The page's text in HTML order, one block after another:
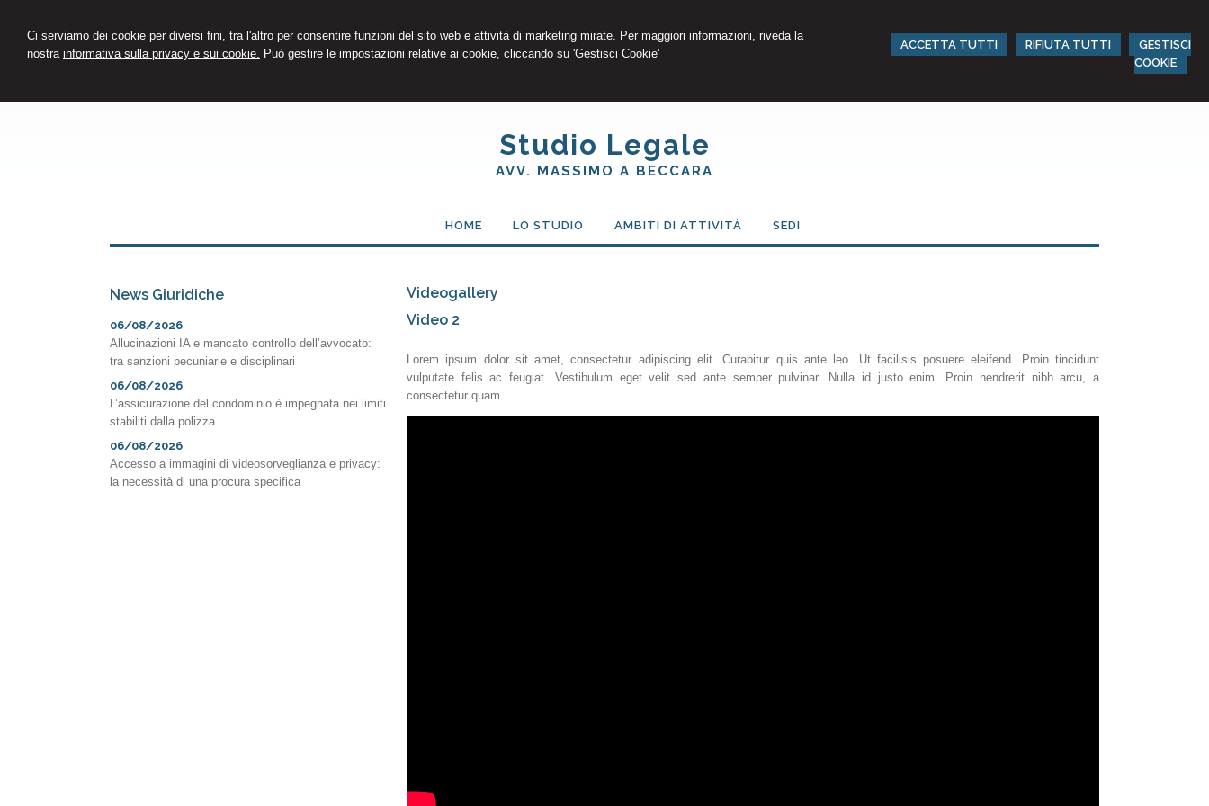
Ci serviamo dei cookie per diversi fini, tra l'altro per consentire funzioni del sito web e attività di marketing mirate. Per maggiori informazioni, riveda la
nostra informativa sulla privacy e sui cookie. Può gestire le impostazioni relative ai cookie, cliccando su 'Gestisci Cookie'
ACCETTA TUTTI RIFIUTA TUTTI
GESTISCI
COOKIE
Studio Legale
AVV. MASSIMO A BECCARA
HOME LO STUDIO AMBITI DI ATTIVITÀ SEDI
Videogallery
Video 2
Lorem ipsum dolor sit amet, consectetur adipiscing elit. Curabitur quis ante leo. Ut facilisis posuere eleifend. Proin tincidunt
vulputate felis ac feugiat. Vestibulum eget velit sed ante semper pulvinar. Nulla id justo enim. Proin hendrerit nibh arcu, a
consectetur quam.
News Giuridiche
06/08/2026
Allucinazioni IA e mancato controllo dell’avvocato:
tra sanzioni pecuniarie e disciplinari
06/08/2026
L’assicurazione del condominio è impegnata nei limiti
stabiliti dalla polizza
06/08/2026
Accesso a immagini di videosorveglianza e privacy:
la necessità di una procura specifica